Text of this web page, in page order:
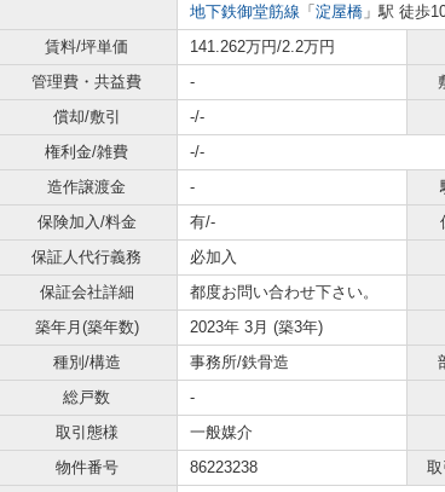
地下鉄御堂筋線 「 淀屋橋 」駅 徒歩
賃料/坪単価
141.262万円/2.2万円
管理費・共益費
-
償却/敷引
-/-
権利金/雑費
-/-
造作譲渡金
-
保険加入/料金
有/-
保証人代行義務
必加入
保証会社詳細
都度お問い合わせ下さい。
築年月(築年数)
2023年 3月 (築3年)
種別/構造
事務所/鉄骨造
総戸数
-
取引態様
一般媒介
物件番号
86223238